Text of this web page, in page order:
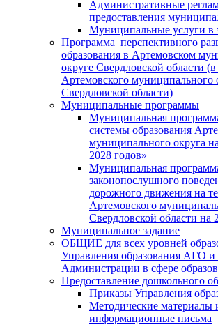
Административные
предоставления
Муниципальные услуги в
Программа перспективного
образования в Артемовском
округе Свердловской области
Артемовского муниципального
Свердловской области)
Муниципальные программы
Муниципальная
системы образования
муниципального округа
2028 годов»
Муниципальная
законопослушного
дорожного движения на
Артемовского
Свердловской области на
Муниципальное задание
ОБЩИЕ для всех уровней
Управления образования АГО и
Администрации в сфере
Предоставление дошкольного
Приказы Управления
Методические материалы
информационные письма